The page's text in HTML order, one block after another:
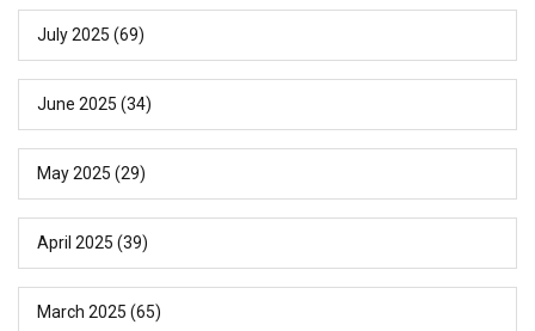
July 2025 (69)
June 2025 (34)
May 2025 (29)
April 2025 (39)
March 2025 (65)